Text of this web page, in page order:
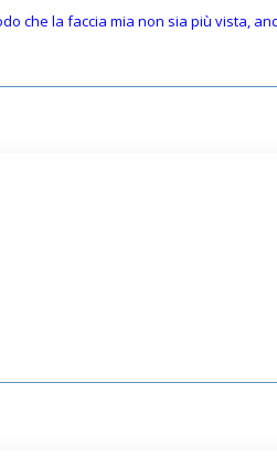
che la faccia mia non sia più vista,